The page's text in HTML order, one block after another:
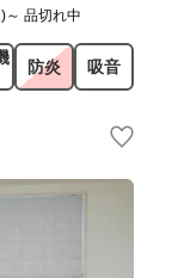
～ 品切れ中
防炎 吸音